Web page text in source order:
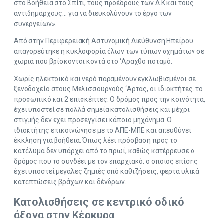
στο Βοήθεια στο Σπίτι, τους προέδρους των Δ.Κ και τους
αντιδημάρχους… για να διευκολύνουν το έργο των
συνεργείων».
Από στην Περιφερειακή Αστυνομική Διεύθυνση Ηπείρου
απαγορεύτηκε η κυκλοφορία όλων των τύπων οχημάτων σε
χωριά που βρίσκονται κοντά στο ‘Αραχθο ποταμό.
Χωρίς ηλεκτρικό και νερό παραμένουν εγκλωβισμένοι σε
ξενοδοχείο στους Μελισσουργούς ‘Αρτας, οι ιδιοκτήτες, το
προσωπικό και 2 επισκέπτες. Ο δρόμος προς την κοινότητα,
έχει υποστεί σε πολλά σημεία κατολισθήσεις και μέχρι
στιγμής δεν έχει προσεγγίσει κάποιο μηχάνημα. Ο
ιδιοκτήτης επικοινώνησε με το ΑΠΕ-ΜΠΕ και απευθύνει
έκκληση για βοήθεια. Όπως λέει πρόσβαση προς το
κατάλυμα δεν υπάρχει από το πρωί, καθώς κατέρρευσε ο
δρόμος που το συνδέει με τον επαρχιακό, ο οποίος επίσης
έχει υποστεί μεγάλες ζημιές από καθιζήσεις, φερτά υλικά
καταπτώσεις βράχων και δένδρων.
Κατολισθήσεις σε κεντρικό οδικό
άξονα στην Κέρκυρα